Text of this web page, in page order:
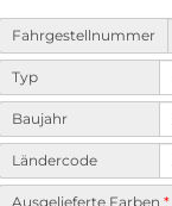
Fahrgestellnummer
Typ
Baujahr
Ländercode
Ausgelieferte Farben *